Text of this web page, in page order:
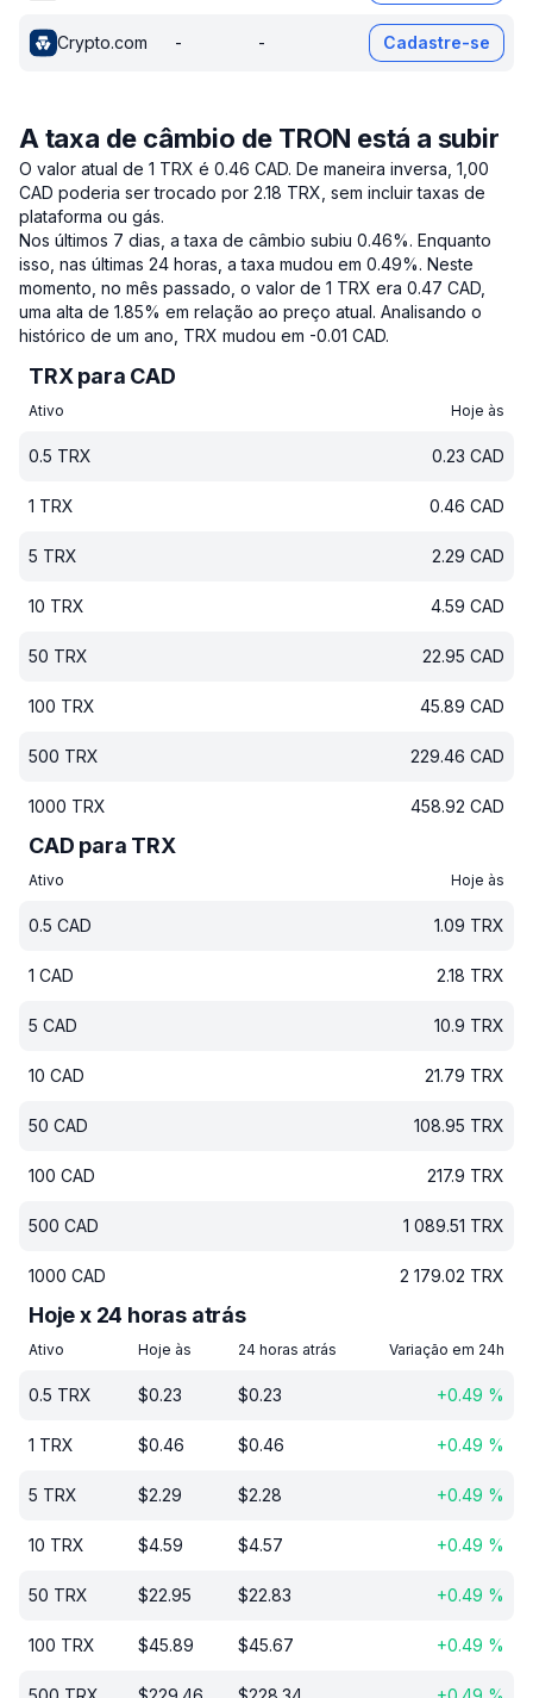
Crypto.com - - Cadastre-se
A taxa de câmbio de TRON está a subir
O valor atual de 1 TRX é 0.46 CAD. De maneira inversa, 1,00
CAD poderia ser trocado por 2.18 TRX, sem incluir taxas de
plataforma ou gás.
Nos últimos 7 dias, a taxa de câmbio subiu 0.46%. Enquanto
isso, nas últimas 24 horas, a taxa mudou em 0.49%. Neste
momento, no mês passado, o valor de 1 TRX era 0.47 CAD,
uma alta de 1.85% em relação ao preço atual. Analisando o
histórico de um ano, TRX mudou em -0.01 CAD.
TRX para CAD
Ativo Hoje às
0.5 TRX 0.23 CAD
1 TRX 0.46 CAD
5 TRX 2.29 CAD
10 TRX 4.59 CAD
50 TRX 22.95 CAD
100 TRX 45.89 CAD
500 TRX 229.46 CAD
1000 TRX 458.92 CAD
CAD para TRX
Ativo Hoje às
0.5 CAD 1.09 TRX
1 CAD 2.18 TRX
5 CAD 10.9 TRX
10 CAD 21.79 TRX
50 CAD 108.95 TRX
100 CAD 217.9 TRX
500 CAD 1 089.51 TRX
1000 CAD 2 179.02 TRX
Hoje x 24 horas atrás
Ativo Hoje às 24 horas atrás Variação em 24h
0.5 TRX $0.23 $0.23 +0.49 %
1 TRX $0.46 $0.46 +0.49 %
5 TRX $2.29 $2.28 +0.49 %
10 TRX $4.59 $4.57 +0.49 %
50 TRX $22.95 $22.83 +0.49 %
100 TRX $45.89 $45.67 +0.49 %